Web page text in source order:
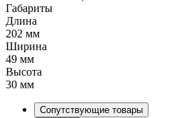
Габариты
Длина
202 мм
Ширина
49 мм
Высота
30 мм
Сопутствующие товары